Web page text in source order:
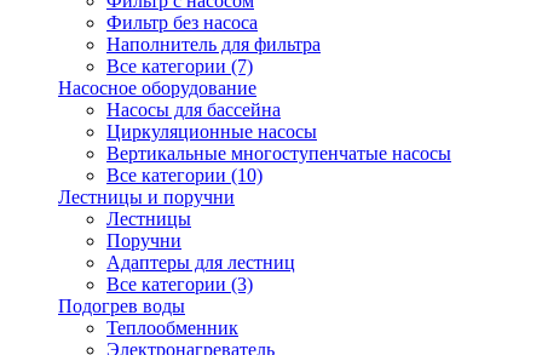
Фильтр без насоса
Наполнитель для фильтра
Все категории (7)
Насосное оборудование
Насосы для бассейна
Циркуляционные насосы
Вертикальные многоступенчатые насосы
Все категории (10)
Лестницы и поручни
Лестницы
Поручни
Адаптеры для лестниц
Все категории (3)
Подогрев воды
Теплообменник
Электронагреватель